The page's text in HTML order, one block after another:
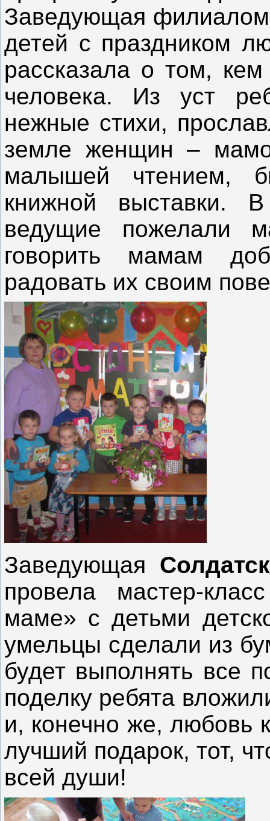
Заведующая
детей с праздником
рассказала о том,
человека. Из уст
нежные стихи,
земле женщин –
малышей чтением,
книжной выставки.
ведущие пожелали
говорить мамам
радовать их своим
Заведующая
провела мастер-
маме» с детьми
умельцы сделали из
будет выполнять все
поделку ребята
и, конечно же, любовь
лучший подарок, тот,
всей души!